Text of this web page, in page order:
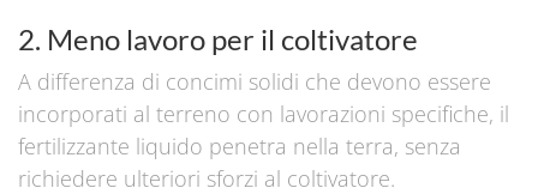
2. Meno lavoro per il coltivatore
A differenza di concimi solidi che devono essere
incorporati al terreno con lavorazioni specifiche, il
fertilizzante liquido penetra nella terra, senza
richiedere ulteriori sforzi al coltivatore.